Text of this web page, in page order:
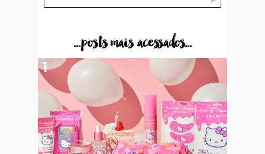
...posts mais acessados...
1